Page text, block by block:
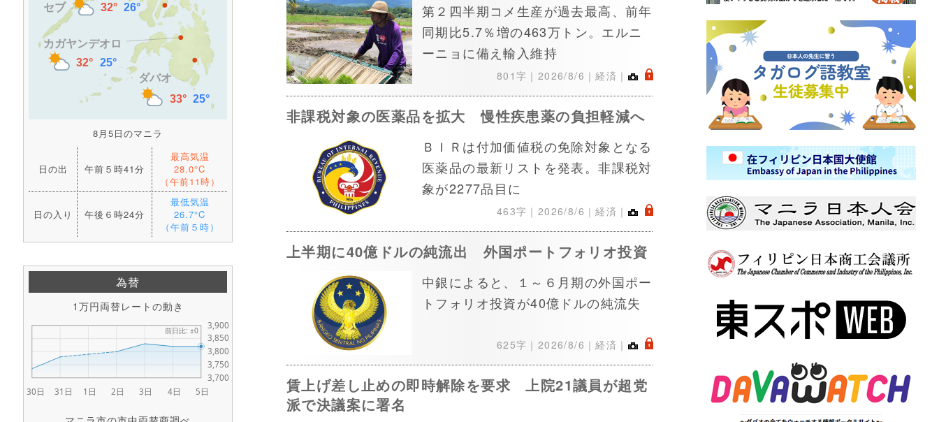
8月5日のマニラ
日の出 午前５時41分
最高気温
28.0°C
（午前11時）
日の入り 午後６時24分
最低気温
26.7°C
（午前５時）
為替
1万円両替レートの動き
第２四半期コメ生産が過去最高、前年
同期比5.7％増の463万トン。エルニ
ーニョに備え輸入維持
801字｜ 2026/8/6 ｜経済｜ .
非課税対象の医薬品を拡大 慢性疾患薬の負担軽減へ
ＢＩＲは付加価値税の免除対象となる
医薬品の最新リストを発表。非課税対
象が2277品目に
463字｜ 2026/8/6 ｜経済｜ .
上半期に40億ドルの純流出 外国ポートフォリオ投資
中銀によると、１～６月期の外国ポー
トフォリオ投資が40億ドルの純流失
625字｜ 2026/8/6 ｜経済｜ .
賃上げ差し止めの即時解除を要求 上院21議員が超党
派で決議案に署名